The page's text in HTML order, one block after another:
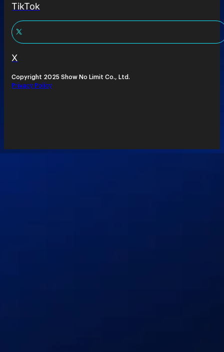
TikTok
X
Copyright 2025 Show No Limit Co., Ltd.
Privacy Policy